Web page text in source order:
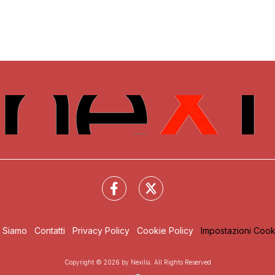
Siamo Contatti Privacy Policy Cookie Policy Impostazioni
Copyright © 2026 by Nexilia. All Rights Reserved